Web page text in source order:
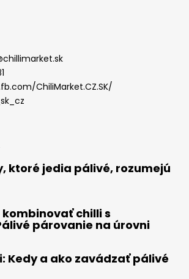
chillimarket.sk
ChiliMarket.CZ.SK/
ktoré jedia pálivé, rozumejú
chilli s
párovanie na úrovni
Kedy a ako zavádzať pálivé